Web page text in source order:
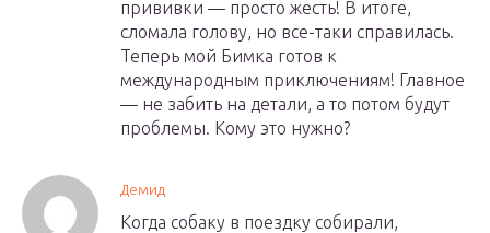
прививки — просто жесть! В итоге,
сломала голову, но все-таки справилась.
Теперь мой Бимка готов к
международным приключениям! Главное
— не забить на детали, а то потом будут
проблемы. Кому это нужно?
Демид
Когда собаку в поездку собирали,